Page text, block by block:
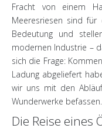
Fracht von einem
Meeresriesen sind für
Bedeutung und
modernen Industrie –
sich die Frage:
Ladung abgeliefert
wir uns mit den
Wunderwerke befassen.
Die Reise eines